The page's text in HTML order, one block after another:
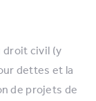
droit civil (y
dettes et la
de projets de